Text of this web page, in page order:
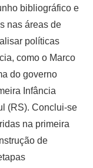
bibliográfico e
nas áreas de
políticas
como o Marco
do governo
Infância
(RS). Conclui-se
na primeira
de